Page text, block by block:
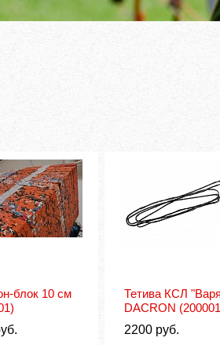
блок 10 см
Тетива КСЛ
DACRON
2200 руб.